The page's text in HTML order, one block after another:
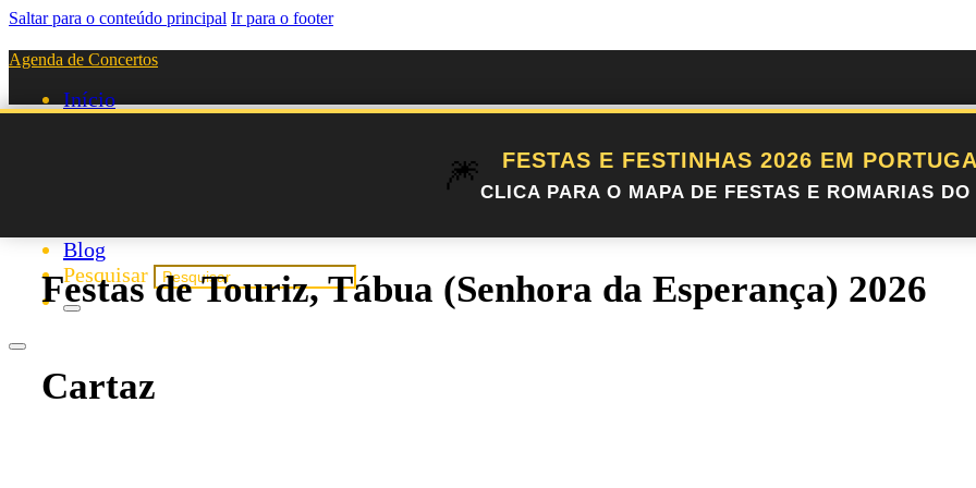
Saltar para o conteúdo principal Ir para o footer
Agenda de Concertos
Início
Blog
Pesquisar
🎆 FESTAS E FESTINHAS 2026 EM
CLICA PARA O MAPA DE FESTAS E ROMARIAS DO
Festas de Touriz, Tábua (Senhora da Esperança) 2026
Cartaz